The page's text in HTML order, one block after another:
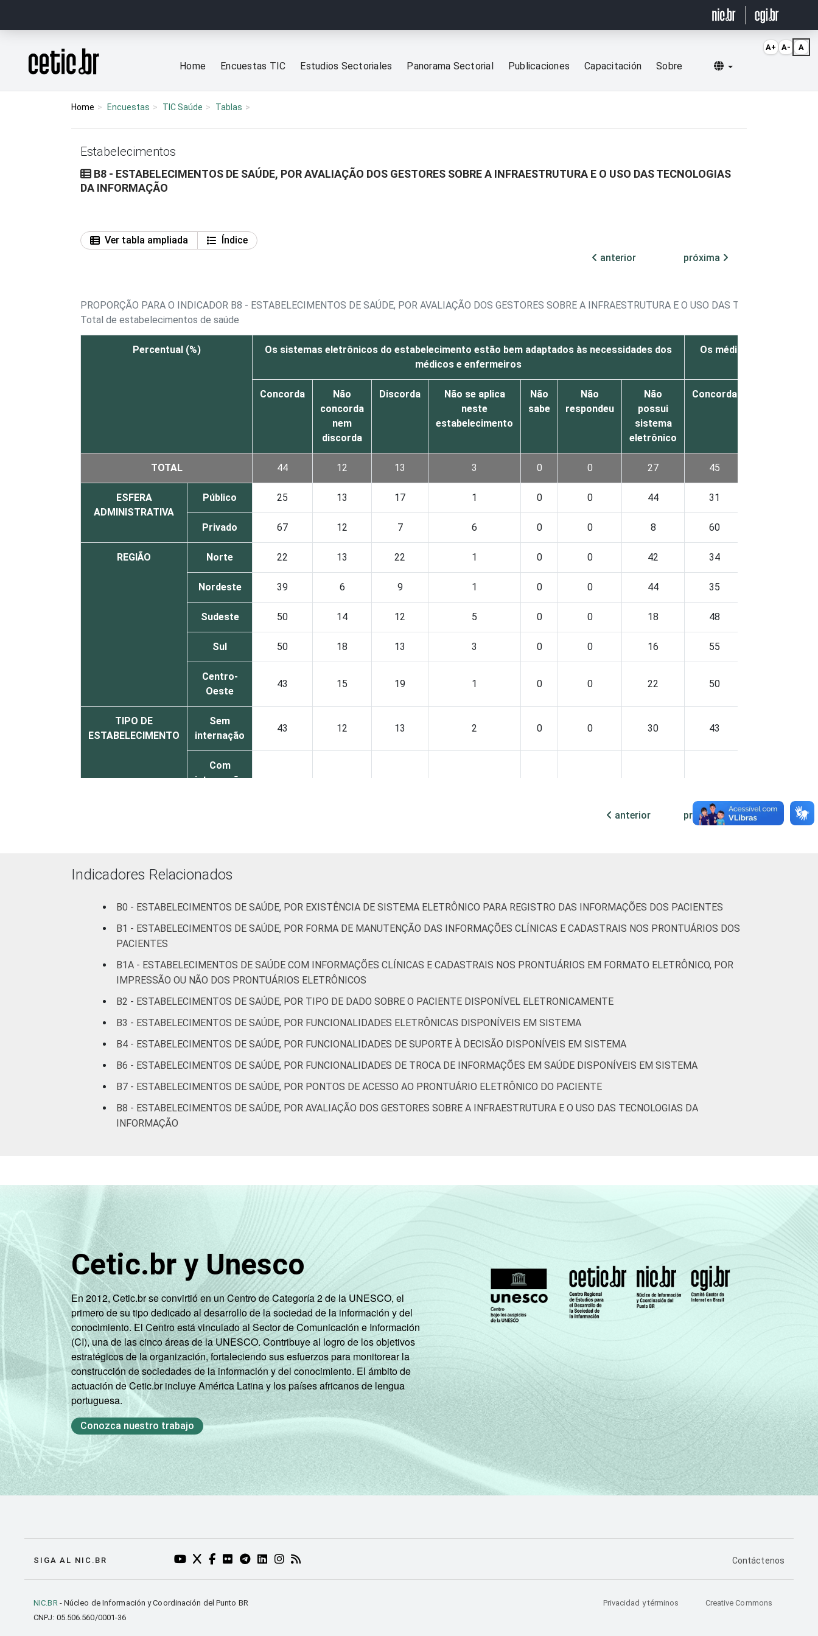
Página inicial
Home Encuestas TIC Estudios Sectoriales Panorama Sectorial Publicaciones Capacitación Sobre Selecionar idioma
Home Encuestas TIC Saúde Tablas
Estabelecimentos
B8 - ESTABELECIMENTOS DE SAÚDE, POR AVALIAÇÃO DOS GESTORES SOBRE A INFRAESTRUTURA E O USO DAS TECNOLOGIAS
DA INFORMAÇÃO
Ver tabla ampliada
Índice
anterior
próxima
PROPORÇÃO PARA O INDICADOR B8 - ESTABELECIMENTOS DE SAÚDE, POR AVALIAÇÃO DOS GESTORES SOBRE A INFRAESTRUTURA E O USO DAS TECNOLOGIAS DA
Total de estabelecimentos de saúde
Percentual (%)
Os sistemas eletrônicos do estabelecimento estão bem adaptados às necessidades dos
médicos e enfermeiros
Os médicos e
Concorda
Não
concorda
nem
discorda
Discorda
Não se aplica
neste
estabelecimento
Não
sabe
Não
respondeu
Não
possui
sistema
eletrônico
Concorda
TOTAL 44 12 13 3 0 0 27 45
ESFERA
ADMINISTRATIVA
Público 25 13 17 1 0 0 44 31
Privado 67 12 7 6 0 0 8 60
REGIÃO Norte 22 13 22 1 0 0 42 34
Nordeste 39 6 9 1 0 0 44 35
Sudeste 50 14 12 5 0 0 18 48
Sul 50 18 13 3 0 0 16 55
Centro-
Oeste
43 15 19 1 0 0 22 50
TIPO DE
ESTABELECIMENTO
Sem
internação
43 12 13 2 0 0 30 43
Com
internação
(mais de
50 leitos)
Serviço de
apoio à
57 11 9 11 0 1 11 58
LOCALIZAÇÃO Capital 64 13
Interior 40 12 14 4 0
Fonte: CGI.br/NIC.br, Centro Regional de Estudos para o Desenvolvimento da Sociedade da Informação (Cetic.br), Pesquisa sobre o uso das
tecnologias de informação e comunicação nos estabelecimentos de saúde brasileiros - TIC Saúde 2017.
anterior próxima
Indicadores Relacionados
B0 - ESTABELECIMENTOS DE SAÚDE, POR EXISTÊNCIA DE SISTEMA ELETRÔNICO PARA REGISTRO DAS INFORMAÇÕES DOS PACIENTES
B1 - ESTABELECIMENTOS DE SAÚDE, POR FORMA DE MANUTENÇÃO DAS INFORMAÇÕES CLÍNICAS E CADASTRAIS NOS PRONTUÁRIOS DOS
PACIENTES
B1A - ESTABELECIMENTOS DE SAÚDE COM INFORMAÇÕES CLÍNICAS E CADASTRAIS NOS PRONTUÁRIOS EM FORMATO ELETRÔNICO, POR
IMPRESSÃO OU NÃO DOS PRONTUÁRIOS ELETRÔNICOS
B2 - ESTABELECIMENTOS DE SAÚDE, POR TIPO DE DADO SOBRE O PACIENTE DISPONÍVEL ELETRONICAMENTE
B3 - ESTABELECIMENTOS DE SAÚDE, POR FUNCIONALIDADES ELETRÔNICAS DISPONÍVEIS EM SISTEMA
B4 - ESTABELECIMENTOS DE SAÚDE, POR FUNCIONALIDADES DE SUPORTE À DECISÃO DISPONÍVEIS EM SISTEMA
B6 - ESTABELECIMENTOS DE SAÚDE, POR FUNCIONALIDADES DE TROCA DE INFORMAÇÕES EM SAÚDE DISPONÍVEIS EM SISTEMA
B7 - ESTABELECIMENTOS DE SAÚDE, POR PONTOS DE ACESSO AO PRONTUÁRIO ELETRÔNICO DO PACIENTE
B8 - ESTABELECIMENTOS DE SAÚDE, POR AVALIAÇÃO DOS GESTORES SOBRE A INFRAESTRUTURA E O USO DAS TECNOLOGIAS DA
INFORMAÇÃO
Cetic.br y Unesco
En 2012, Cetic.br se convirtió en un Centro de Categoría 2 de la UNESCO, el
primero de su tipo dedicado al desarrollo de la sociedad de la información y del
conocimiento. El Centro está vinculado al Sector de Comunicación e Información
(CI), una de las cinco áreas de la UNESCO. Contribuye al logro de los objetivos
estratégicos de la organización, fortaleciendo sus esfuerzos para monitorear la
construcción de sociedades de la información y del conocimiento. El ámbito de
actuación de Cetic.br incluye América Latina y los países africanos de lengua
portuguesa.
Conozca nuestro trabajo
SIGA AL NIC.BR YOUTUBE DO NIC.BR (ABRE EM NOVA ABA)
TWITTER DO NIC.BR (ABRE EM NOVA ABA)
FACEBOOK DO NIC.BR (ABRE EM NOVA ABA)
FLICKR DO NIC.BR (ABRE EM NOVA ABA)
TELEGRAM DO NIC.BR (ABRE EM NOVA ABA)
LINKEDIN DO NIC.BR (ABRE EM NOVA ABA)
INSTAGRAM DO NIC.BR (ABRE EM NOVA ABA)
RSS DO NIC.BR (ABRE EM NOVA ABA) PÁGINA DE
Contáctenos
NIC.BR- Núcleo de Información y Coordinación del Punto BR
CNPJ: 05.506.560/0001-36
Privacidad y términos Creative Commons
A+ A- A